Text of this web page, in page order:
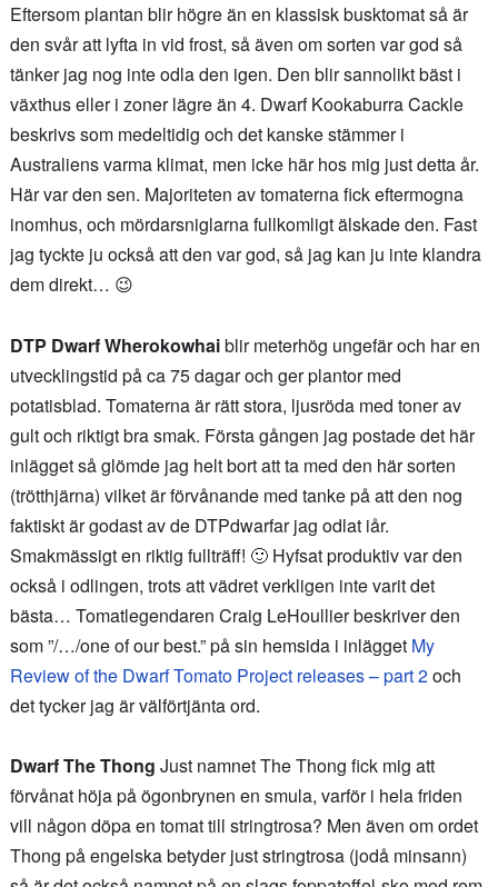
Eftersom plantan blir högre än en klassisk busktomat så är
den svår att lyfta in vid frost, så även om sorten var god så
tänker jag nog inte odla den igen. Den blir sannolikt bäst i
växthus eller i zoner lägre än 4. Dwarf Kookaburra Cackle
beskrivs som medeltidig och det kanske stämmer i
Australiens varma klimat, men icke här hos mig just detta år.
Här var den sen. Majoriteten av tomaterna fick eftermogna
inomhus, och mördarsniglarna fullkomligt älskade den. Fast
jag tyckte ju också att den var god, så jag kan ju inte klandra
dem direkt… 😉
DTP Dwarf Wherokowhaiblir meterhög ungefär och har en
utvecklingstid på ca 75 dagar och ger plantor med
potatisblad. Tomaterna är rätt stora, ljusröda med toner av
gult och riktigt bra smak. Första gången jag postade det här
inlägget så glömde jag helt bort att ta med den här sorten
(trötthjärna) vilket är förvånande med tanke på att den nog
faktiskt är godast av de DTPdwarfar jag odlat iår.
Smakmässigt en riktig fullträff! 🙂 Hyfsat produktiv var den
också i odlingen, trots att vädret verkligen inte varit det
bästa… Tomatlegendaren Craig LeHoullier beskriver den
som ”/…/one of our best.” på sin hemsida i inlägget My
Review of the Dwarf Tomato Project releases – part 2och
det tycker jag är välförtjänta ord.
Dwarf The Thong Just namnet The Thong fick mig att
förvånat höja på ögonbrynen en smula, varför i hela friden
vill någon döpa en tomat till stringtrosa? Men även om ordet
Thong på engelska betyder just stringtrosa (jodå minsann)